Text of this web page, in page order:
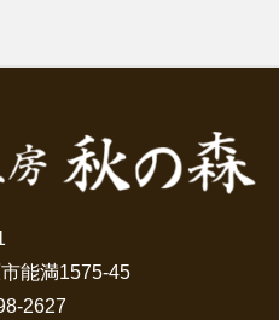
能満1575-45
2627